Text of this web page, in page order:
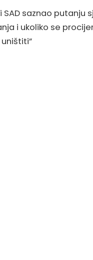
saznao putanju
i ukoliko se